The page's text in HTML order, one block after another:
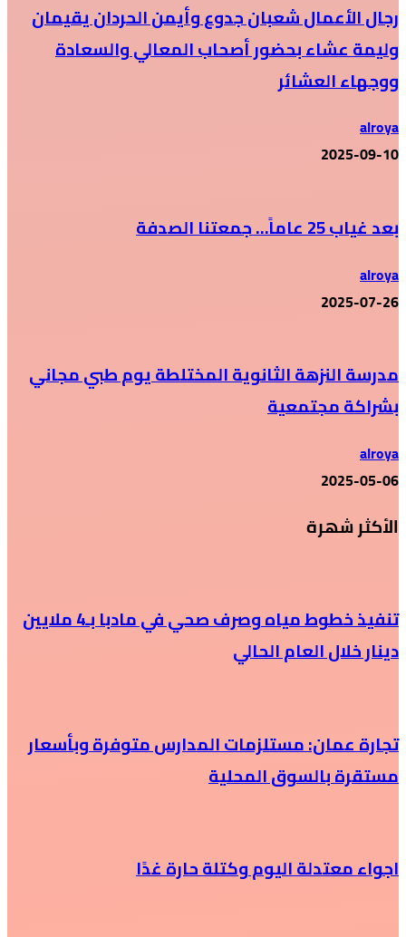
رجال الأعمال شعبان جدوع وأيمن الحردان يقيمان
وليمة عشاء بحضور أصحاب المعالي والسعادة
ووجهاء العشائر
alroya
2025-09-10
بعد غياب 25 عاماً… جمعتنا الصدفة
alroya
2025-07-26
مدرسة النزهة الثانوية المختلطة يوم طبي مجاني
بشراكة مجتمعية
alroya
2025-05-06
الأكثر شهرة
تنفيذ خطوط مياه وصرف صحي في مادبا بـ4 ملايين
دينار خلال العام الحالي
تجارة عمان: مستلزمات المدارس متوفرة وبأسعار
مستقرة بالسوق المحلية
اجواء معتدلة اليوم وكتلة حارة غدًا